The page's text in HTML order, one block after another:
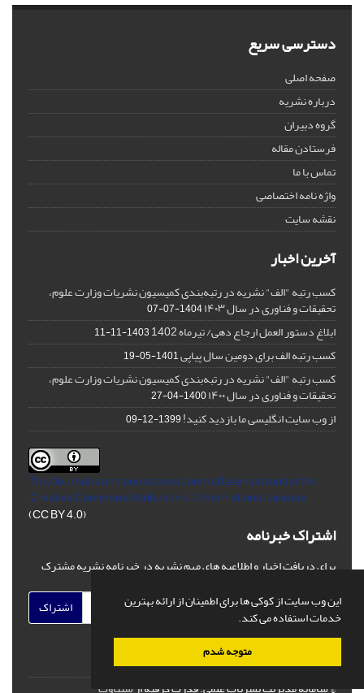
این وب سایت از کوکی ها برای اطمینان از ارائه بهترین
خدمات استفاده می کند.
متوجه شدم
دسترسی سریع
صفحه اصلی
درباره نشریه
گروه دبیران
فرستادن مقاله
تماس با ما
واژه نامه اختصاصی
نقشه سایت
آخرین اخبار
کسب رتبه "الف" نشریه در رتبه‌بندی کمیسیون نشریات وزارت علوم،
تحقیقات و فناوری در سال ۱۴۰۳ 1404-07-07
ابلاغ دستور العمل ارجاع دهی/ تیرماه 1402 1403-11-11
کسب رتبه الف برای دومین سال پیاپی1401-05-19
کسب رتبه "الف" نشریه در رتبه‌بندی کمیسیون نشریات وزارت علوم،
تحقیقات و فناوری در سال ۱۴۰۰ 1400-04-27
از وب سایت انگلیسی ما بازدید کنید!1399-12-09
This Journal is an open access Journal Licensedunder the
Creative Commons Attribution 4.0 International License
(CC BY 4.0)
اشتراک خبرنامه
برای دریافت اخبار و اطلاعیه های مهم نشریه در خبرنامه نشریه مشترک
اشتراک